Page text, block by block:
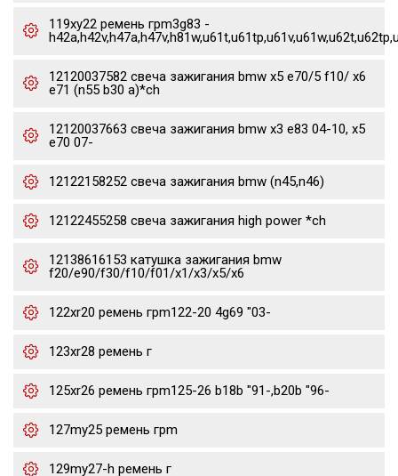
119xy22 ремень грm3g83 -
12120037582 свеча зажигания bmw x5 e70/5 f10/ x6
e71 (n55 b30 a)*ch
12120037663 свеча зажигания bmw x3 e83 04-10, x5
e70 07-
12122158252 свеча зажигания bmw (n45,n46)
12122455258 свеча зажигания high power *ch
12138616153 катушка зажигания bmw
f20/e90/f30/f10/f01/x1/x3/x5/x6
122xr20 ремень грm122-20 4g69 "03-
123xr28 ремень г
125xr26 ремень грm125-26 b18b "91-,b20b "96-
127my25 ремень грm
129my27-h ремень г